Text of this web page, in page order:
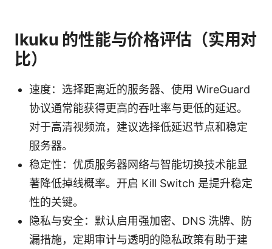
Ikuku 的性能与价格评估（实用对
比）
速度：选择距离近的服务器、使用 WireGuard
协议通常能获得更高的吞吐率与更低的延迟。
对于高清视频流，建议选择低延迟节点和稳定
服务器。
稳定性：优质服务器网络与智能切换技术能显
著降低掉线概率。开启 Kill Switch 是提升稳定
性的关键。
隐私与安全：默认启用强加密、DNS 洗牌、防
漏措施，定期审计与透明的隐私政策有助于建